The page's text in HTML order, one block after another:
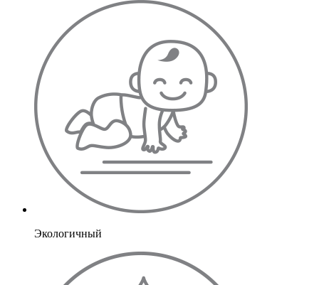
Экологичный